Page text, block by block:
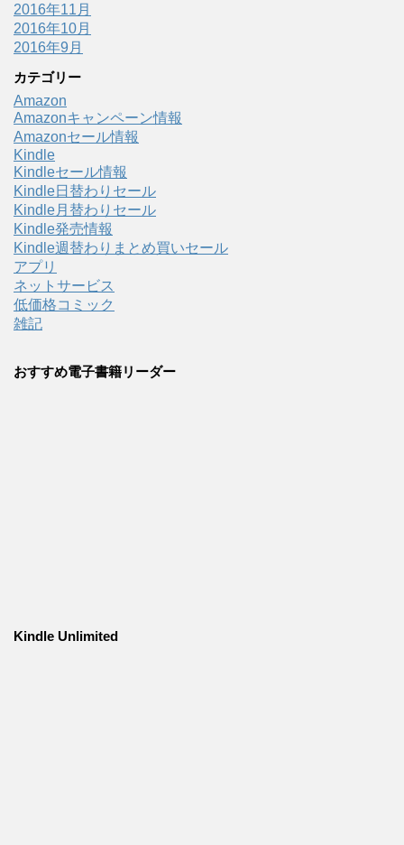
2016年11月
2016年10月
2016年9月
カテゴリー
Amazon
Amazonキャンペーン情報
Amazonセール情報
Kindle
Kindleセール情報
Kindle日替わりセール
Kindle月替わりセール
Kindle発売情報
Kindle週替わりまとめ買いセール
アプリ
ネットサービス
低価格コミック
雑記
おすすめ電子書籍リーダー
Kindle Unlimited